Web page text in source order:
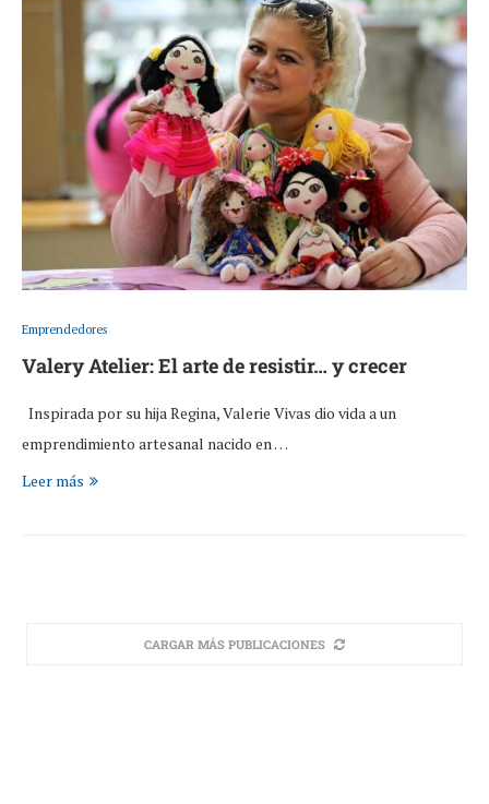
Emprendedores
Valery Atelier: El arte de resistir… y crecer
Inspirada por su hija Regina, Valerie Vivas dio vida a un
emprendimiento artesanal nacido en …
Leer más
CARGAR MÁS PUBLICACIONES